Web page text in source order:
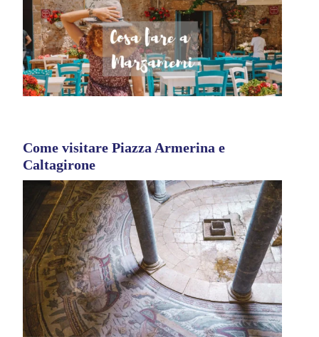
Come visitare Piazza Armerina e
Caltagirone